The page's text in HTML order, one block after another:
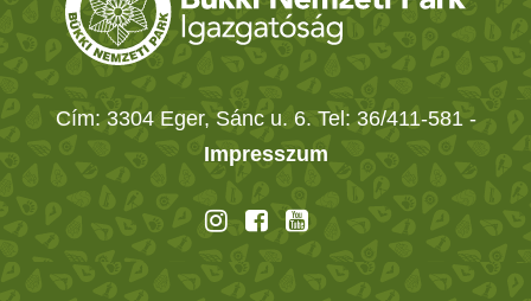
Cím: 3304 Eger, Sánc u. 6. Tel: 36/411-581 -
Impresszum